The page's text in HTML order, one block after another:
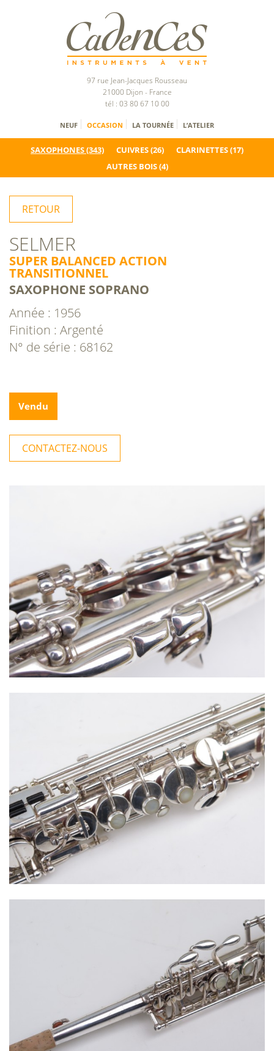
97 rue Jean-Jacques Rousseau
21000 Dijon - France
tél : 03 80 67 10 00
NEUF OCCASION LA TOURNÉE L’ATELIER
SAXOPHONES(343) CUIVRES(26) CLARINETTES(17)
AUTRES BOIS(4)
RETOUR
SELMER
SUPER BALANCED ACTION
TRANSITIONNEL
SAXOPHONE SOPRANO
Année : 1956
Finition : Argenté
N° de série : 68162
Vendu
CONTACTEZ-NOUS